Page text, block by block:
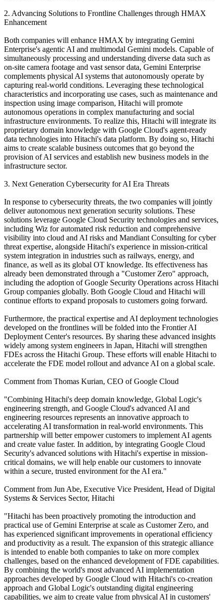
2. Advancing Solutions to Frontline Challenges through HMAX
Enhancement
Both companies will enhance HMAX by integrating Gemini
Enterprise's agentic AI and multimodal Gemini models. Capable of
simultaneously processing and understanding diverse data such as
on-site camera footage and vast sensor data, Gemini Enterprise
complements physical AI systems that autonomously operate by
capturing real-world conditions. Leveraging these technological
characteristics and incorporating use cases, such as maintenance and
inspection using image comparison, Hitachi will promote
autonomous operations in complex manufacturing and social
infrastructure environments. To realize this, Hitachi will integrate its
proprietary domain knowledge with Google Cloud's agent-ready
data technologies into Hitachi's data platform. By doing so, Hitachi
aims to create scalable business outcomes that go beyond the
provision of AI services and establish new business models in the
infrastructure sector.
3. Next Generation Cybersecurity for AI Era Threats
In response to cybersecurity threats, the two companies will jointly
deliver autonomous next generation security solutions. These
solutions leverage Google Cloud Security technologies and services,
including Wiz for automated risk reduction and comprehensive
visibility into cloud and AI risks and Mandiant Consulting for cyber
threat expertise, alongside Hitachi's experience in mission-critical
system integration in industries such as railways, energy, and
finance, as well as its global OT knowledge. Its effectiveness has
already been demonstrated through a "Customer Zero" approach,
including the adoption of Google Security Operations across Hitachi
Group companies globally. Both Google Cloud and Hitachi will
continue efforts to expand proposals to customers going forward.
Furthermore, the practical expertise and AI deployment technologies
developed on the frontlines will be folded into the Frontier AI
Deployment Center's resources. By sharing these advanced insights
widely among system engineers in Japan, Hitachi will strengthen
FDEs across the Hitachi Group. These efforts will enable Hitachi to
accelerate the FDE model rollout and advance AI on a global scale.
Comment from Thomas Kurian, CEO of Google Cloud
"Combining Hitachi's deep domain knowledge, Global Logic's
engineering strength, and Google Cloud's advanced AI and
engineering resources represents an innovative approach to
accelerating AI transformation in real-world environments. This
partnership will better empower customers to implement AI agents
and create value faster. In addition, by integrating Google Cloud
Security's advanced solutions with Hitachi's expertise in mission-
critical domains, we will help enable our customers to innovate
within a secure, trusted environment for the AI era."
Comment from Jun Abe, Executive Vice President, Head of Digital
Systems & Services Sector, Hitachi
"Hitachi has been proactively promoting the introduction and
practical use of Gemini Enterprise at scale as Customer Zero, and
has experienced significant improvements in operational efficiency
and productivity as a result. The expansion of this strategic alliance
is intended to enable both companies to take on more complex
challenges, based on the enhanced development of FDE capabilities.
By combining the world's most advanced AI implementation
approaches developed by Google Cloud with Hitachi's co-creation
approach and Global Logic's outstanding digital engineering
capabilities, we aim to create value from physical AI in customers'